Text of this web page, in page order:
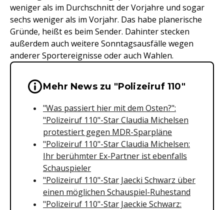
weniger als im Durchschnitt der Vorjahre und sogar
sechs weniger als im Vorjahr. Das habe planerische
Gründe, heißt es beim Sender. Dahinter stecken
außerdem auch weitere Sonntagsausfälle wegen
anderer Sportereignisse oder auch Wahlen.
Wichtige Hinweise &
Mehr News zu "Polizeiruf 110"
"Was passiert hier mit dem Osten?":
"Polizeiruf 110"-Star Claudia Michelsen
protestiert gegen MDR-Sparpläne
"Polizeiruf 110"-Star Claudia Michelsen:
Ihr berühmter Ex-Partner ist ebenfalls
Schauspieler
"Polizeiruf 110"-Star Jaecki Schwarz über
einen möglichen Schauspiel-Ruhestand
"Polizeiruf 110"-Star Jaeckie Schwarz: